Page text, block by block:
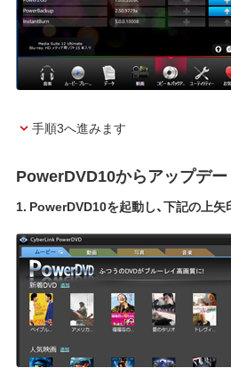
手順3へ進みます
PowerDVD10からアップデー
1. PowerDVD10を起動し、下記の上矢